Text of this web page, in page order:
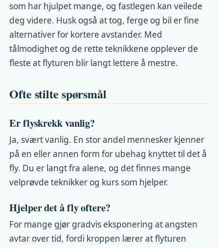
som har hjulpet mange, og fastlegen kan veilede
deg videre. Husk også at tog, ferge og bil er fine
alternativer for kortere avstander. Med
tålmodighet og de rette teknikkene opplever de
fleste at flyturen blir langt lettere å mestre.
Ofte stilte spørsmål
Er flyskrekk vanlig?
Ja, svært vanlig. En stor andel mennesker kjenner
på en eller annen form for ubehag knyttet til det å
fly. Du er langt fra alene, og det finnes mange
velprøvde teknikker og kurs som hjelper.
Hjelper det å fly oftere?
For mange gjør gradvis eksponering at angsten
avtar over tid, fordi kroppen lærer at flyturen